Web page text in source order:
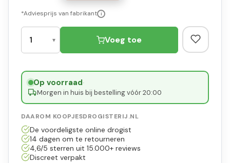
*Adviesprijs van fabrikant i
Voeg toe
Op voorraad·
Morgen in huis bij bestelling vóór 20:00
DAAROM KOOPJESDROGISTERIJ.NL
De voordeligste online drogist
14 dagen om te retourneren
4,6/5 sterren uit 15.000+ reviews
Discreet verpakt